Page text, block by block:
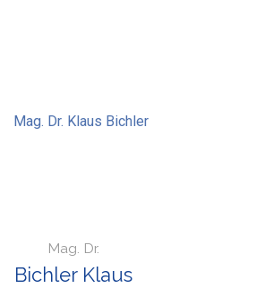
Mag. Dr.
Bichler Klaus